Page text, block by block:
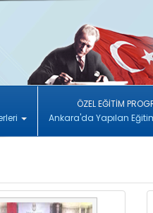
ÖZEL EĞİTİM
Ankara'da Yapılan